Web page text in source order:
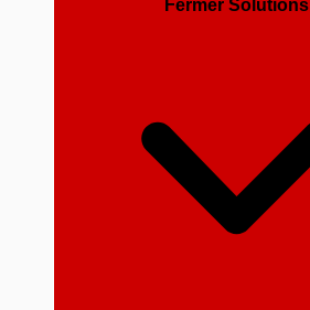
Fermer Solutions